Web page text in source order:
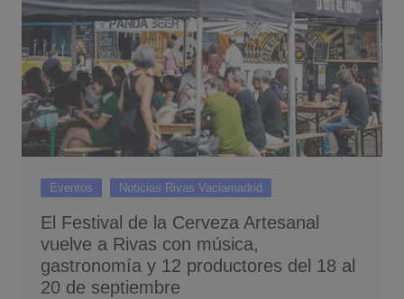
Eventos Noticias Rivas Vaciamadrid
El Festival de la Cerveza Artesanal
vuelve a Rivas con música,
gastronomía y 12 productores del 18 al
20 de septiembre